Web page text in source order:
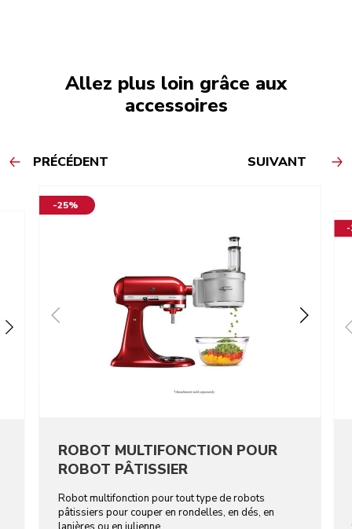
Allez plus loin grâce aux
accessoires
PRÉCÉDENT SUIVANT
-25%
ROBOT MULTIFONCTION POUR
ROBOT PÂTISSIER
Robot multifonction pour tout type de robots
pâtissiers pour couper en rondelles, en dés, en
-